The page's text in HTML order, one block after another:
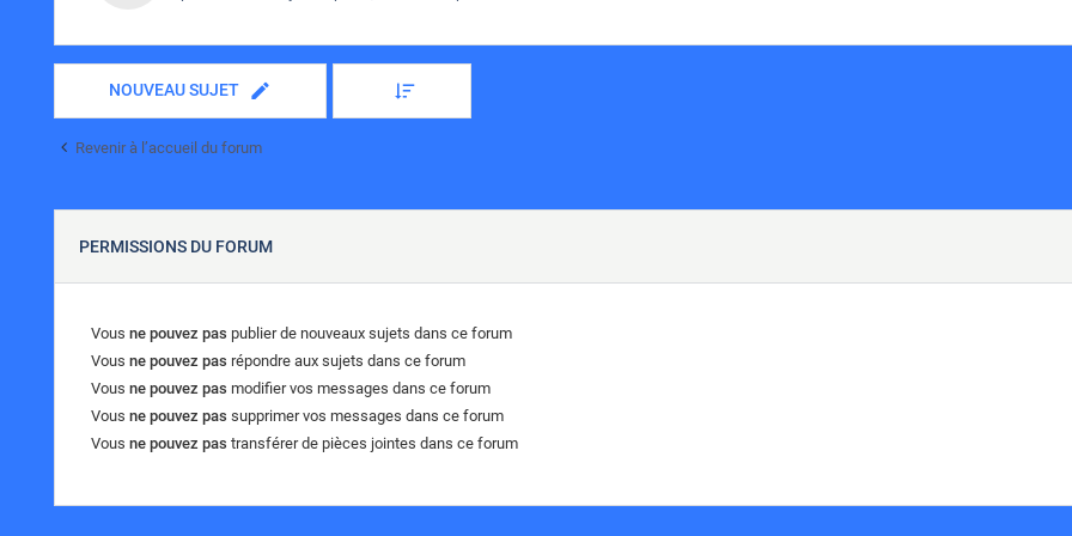
NOUVEAU SUJET
Revenir à l’accueil du forum
PERMISSIONS DU FORUM
Vous ne pouvez pas publier de nouveaux sujets dans ce forum
Vous ne pouvez pas répondre aux sujets dans ce forum
Vous ne pouvez pas modifier vos messages dans ce forum
Vous ne pouvez pas supprimer vos messages dans ce forum
Vous ne pouvez pas transférer de pièces jointes dans ce forum